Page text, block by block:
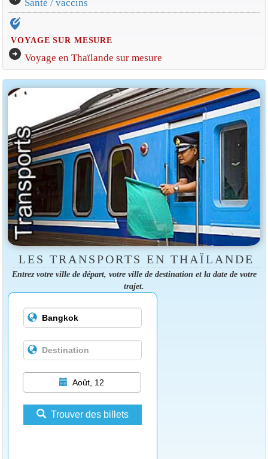
Santé / vaccins
edit_location_alt
VOYAGE SUR MESURE
arrow_circle_right Voyage en Thaïlande sur mesure
LES TRANSPORTS EN THAÏLANDE
Entrez votre ville de départ, votre ville de destination et la date de votre
trajet.
Août, 12
Trouver des billets